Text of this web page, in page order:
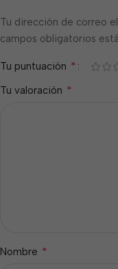
Tu dirección de correo
campos obligatorios
Tu puntuación *
Tu valoración *
Nombre *